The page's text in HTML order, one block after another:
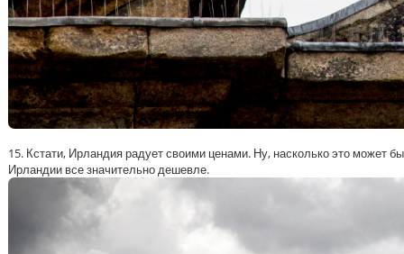
15. Кстати, Ирландия радует своими ценами. Ну, насколько это может
Ирландии все значительно дешевле.